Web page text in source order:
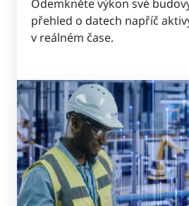
Odemkněte výkon své
přehled o datech napříč
v reálném čase.